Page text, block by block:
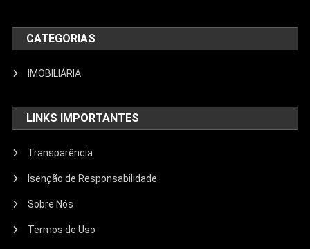
CATEGORIAS
IMOBILIÁRIA
LINKS IMPORTANTES
Transparência
Isenção de Responsabilidade
Sobre Nós
Termos de Uso